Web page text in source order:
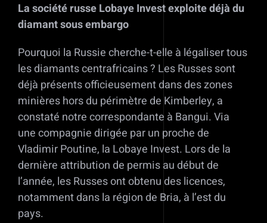
La société russe Lobaye Invest exploite déjà du
diamant sous embargo
Pourquoi la Russie cherche-t-elle à légaliser tous
les diamants centrafricains ? Les Russes sont
déjà présents officieusement dans des zones
minières hors du périmètre de Kimberley, a
constaté notre correspondante à Bangui. Via
une compagnie dirigée par un proche de
Vladimir Poutine, la Lobaye Invest. Lors de la
dernière attribution de permis au début de
l’année, les Russes ont obtenu des licences,
notamment dans la région de Bria, à l’est du
pays.